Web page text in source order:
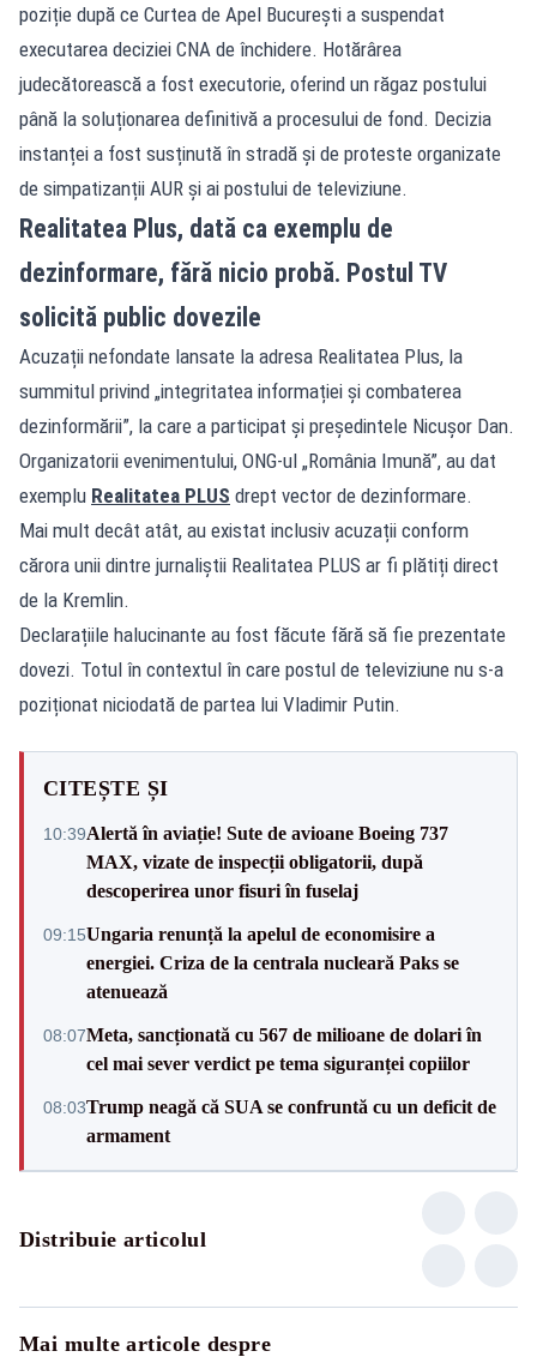
poziție după ce Curtea de Apel București a suspendat
executarea deciziei CNA de închidere. Hotărârea
judecătorească a fost executorie, oferind un răgaz postului
până la soluționarea definitivă a procesului de fond. Decizia
instanței a fost susținută în stradă și de proteste organizate
de simpatizanții AUR și ai postului de televiziune.
Realitatea Plus, dată ca exemplu de
dezinformare, fără nicio probă. Postul TV
solicită public dovezile
Acuzații nefondate lansate la adresa Realitatea Plus, la
summitul privind „integritatea informației și combaterea
dezinformării”, la care a participat și președintele Nicușor Dan.
Organizatorii evenimentului, ONG-ul „România Imună”, au dat
exemplu Realitatea PLUS drept vector de dezinformare.
Mai mult decât atât, au existat inclusiv acuzații conform
cărora unii dintre jurnaliștii Realitatea PLUS ar fi plătiți direct
de la Kremlin.
Declarațiile halucinante au fost făcute fără să fie prezentate
dovezi. Totul în contextul în care postul de televiziune nu s-a
poziționat niciodată de partea lui Vladimir Putin.
CITEȘTE ȘI
10:39Alertă în aviație! Sute de avioane Boeing 737
MAX, vizate de inspecții obligatorii, după
descoperirea unor fisuri în fuselaj
09:15Ungaria renunță la apelul de economisire a
energiei. Criza de la centrala nucleară Paks se
atenuează
08:07Meta, sancționată cu 567 de milioane de dolari în
cel mai sever verdict pe tema siguranței copiilor
08:03Trump neagă că SUA se confruntă cu un deficit de
armament
Distribuie articolul
Mai multe articole despre